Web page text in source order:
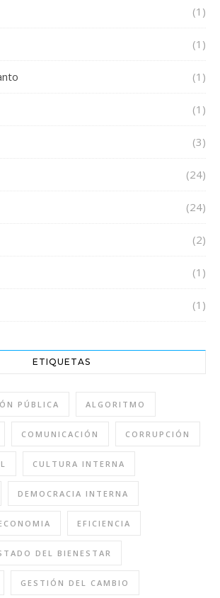
(1)
(1)
(1)
(1)
(3)
(24)
(24)
(2)
(1)
(1)
ETIQUETAS
PÚBLICA ALGORITMO
COMUNICACIÓN CORRUPCIÓN
CULTURA INTERNA
DEMOCRACIA INTERNA
EFICIENCIA
DEL BIENESTAR
GESTIÓN DEL CAMBIO